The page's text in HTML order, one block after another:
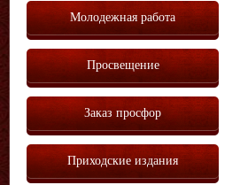
Молодежная работа
Просвещение
Заказ просфор
Приходские издания